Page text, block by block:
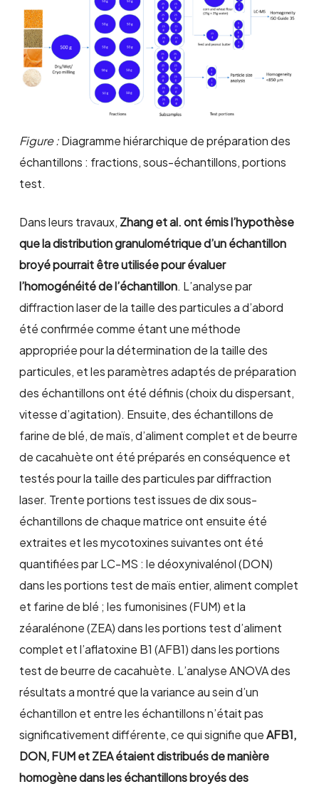
Figure :Diagramme hiérarchique de préparation des
échantillons : fractions, sous-échantillons, portions
test.
Dans leurs travaux, Zhanget al.ont émis l’hypothèse
que la distribution granulométrique d’un échantillon
broyé pourrait être utilisée pour évaluer
l’homogénéité de l’échantillon. L’analyse par
diffraction laser de la taille des particules a d’abord
été confirmée comme étant une méthode
appropriée pour la détermination de la taille des
particules, et les paramètres adaptés de préparation
des échantillons ont été définis (choix du dispersant,
vitesse d’agitation). Ensuite, des échantillons de
farine de blé, de maïs, d’aliment complet et de beurre
de cacahuète ont été préparés en conséquence et
testés pour la taille des particules par diffraction
laser. Trente portions test issues de dix sous-
échantillons de chaque matrice ont ensuite été
extraites et les mycotoxines suivantes ont été
quantifiées par LC-MS : le déoxynivalénol (DON)
dans les portions test de maïs entier, aliment complet
et farine de blé ; les fumonisines (FUM) et la
zéaralénone (ZEA) dans les portions test d’aliment
complet et l’aflatoxine B1 (AFB1) dans les portions
test de beurre de cacahuète. L’analyse ANOVA des
résultats a montré que la variance au sein d’un
échantillon et entre les échantillons n’était pas
significativement différente, ce qui signifie queAFB1,
DON, FUM et ZEA étaient distribués de manière
homogène dans les échantillons broyés des